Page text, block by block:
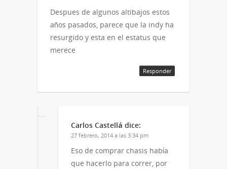
Despues de algunos altibajos estos
años pasados, parece que la indy ha
resurgido y esta en el estatus que
merece
Responder
Carlos Castellá dice:
27 febrero, 2014 a las 3:34 pm
Eso de comprar chasis había
que hacerlo para correr, por